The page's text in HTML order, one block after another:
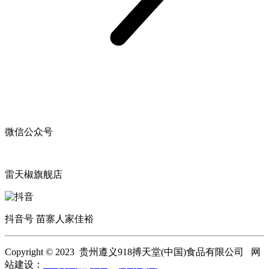
微信公众号
雷天椒旗舰店
抖音号 苗寨人家佳裕
Copyright © 2023 贵州遵义918搏天堂(中国)食品有限公司 网
站建设：